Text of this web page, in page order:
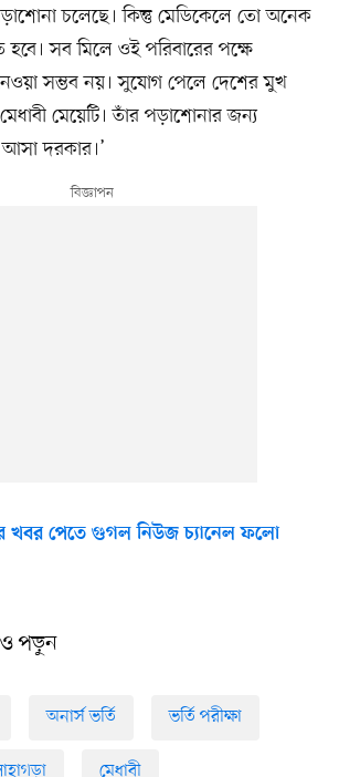
চলেছে। কিন্তু মেডিকেলে তো অনেক
হবে। সব মিলে ওই পরিবারের পক্ষে
সম্ভব নয়। সুযোগ পেলে দেশের মুখ
মেয়েটি। তাঁর পড়াশোনার জন্য
আসা দরকার।’
খবর পেতে গুগল নিউজ চ্যানেল ফলো
পড়ুন
অনার্স ভর্তি ভর্তি পরীক্ষা
মেধাবী